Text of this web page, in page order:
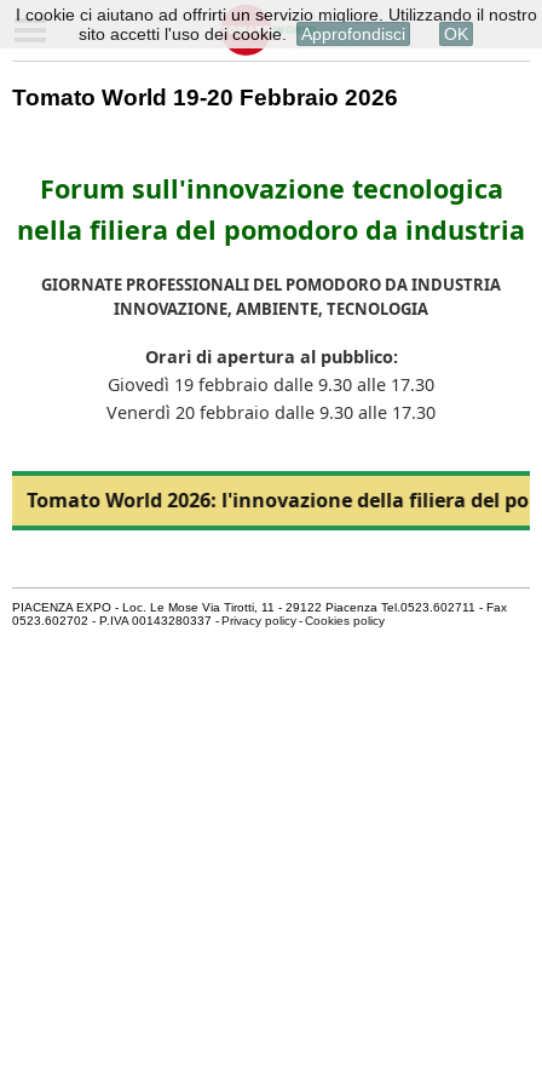
Tomato World 19-20 Febbraio 2026
Forum sull'innovazione tecnologica
nella filiera del pomodoro da industria
GIORNATE PROFESSIONALI DEL POMODORO DA INDUSTRIA
INNOVAZIONE, AMBIENTE, TECNOLOGIA
Orari di apertura al pubblico:
Giovedì 19 febbraio dalle 9.30 alle 17.30
Venerdì 20 febbraio dalle 9.30 alle 17.30
Tomato World 2026: l'innovazione della filiera del
PIACENZA EXPO - Loc. Le Mose Via Tirotti, 11 - 29122 Piacenza Tel.0523.602711 - Fax
0523.602702 - P.IVA 00143280337 -Privacy policy-Cookies policy
I cookie ci aiutano ad offrirti un servizio migliore. Utilizzando il nostro
sito accetti l'uso dei cookie.
Approfondisci OK